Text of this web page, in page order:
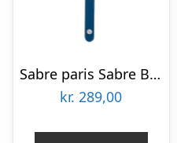
Sabre paris Sabre Bistrot Pearl Kagespade, stålblå
kr. 289,00